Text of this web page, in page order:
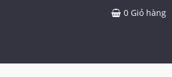
0 Giỏ hàng